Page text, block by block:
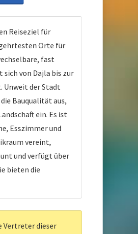
Reiseziel für
Orte für
fast
von Dajla bis zur
Unweit der Stadt
Bauqualität aus,
ein. Es ist
Esszimmer und
vereint,
und verfügt über
bieten die
Vertreter dieser